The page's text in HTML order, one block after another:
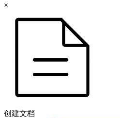
×
创建文档